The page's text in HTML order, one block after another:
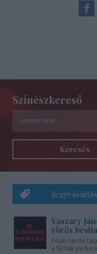
Színészkereső
Keresés
Jegyvásárlás
Vaszary
vörös bestia
Pikali Gerda
a férfiak pedig